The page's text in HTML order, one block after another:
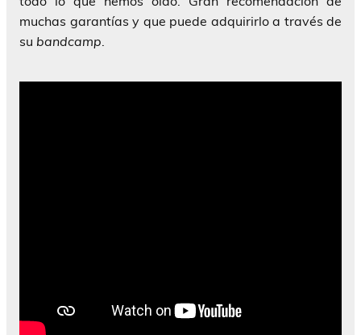
muchas garantías y que puede adquirirlo a través de
su bandcamp.